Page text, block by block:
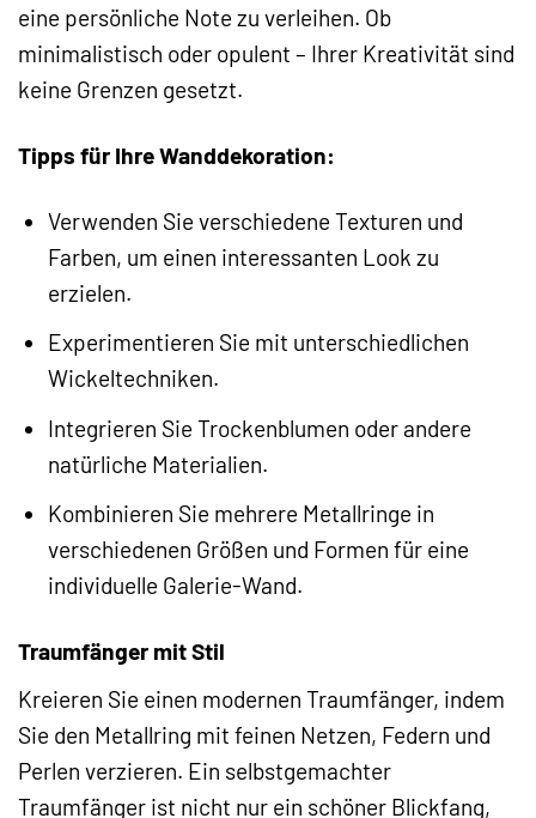
eine persönliche Note zu verleihen. Ob
minimalistisch oder opulent – Ihrer Kreativität sind
keine Grenzen gesetzt.
Tipps für Ihre Wanddekoration:
Verwenden Sie verschiedene Texturen und
Farben, um einen interessanten Look zu
erzielen.
Experimentieren Sie mit unterschiedlichen
Wickeltechniken.
Integrieren Sie Trockenblumen oder andere
natürliche Materialien.
Kombinieren Sie mehrere Metallringe in
verschiedenen Größen und Formen für eine
individuelle Galerie-Wand.
Traumfänger mit Stil
Kreieren Sie einen modernen Traumfänger, indem
Sie den Metallring mit feinen Netzen, Federn und
Perlen verzieren. Ein selbstgemachter
Traumfänger ist nicht nur ein schöner Blickfang,